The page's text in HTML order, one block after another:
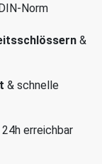
Norm
&
& schnelle
erreichbar